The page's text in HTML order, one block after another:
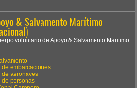
& Salvamento Marítimo
voluntario de Apoyo & Salvamento Marítimo
de embarcaciones
de aeronaves
de personas